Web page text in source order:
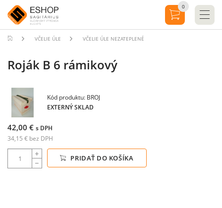
VČELIE ÚLE VČELIE ÚLE NEZATEPLENÉ
Roják B 6 rámikový
Kód produktu: BROJ
EXTERNÝ SKLAD
42,00 € s DPH
34,15 € bez DPH
PRIDAŤ DO KOŠÍKA
0